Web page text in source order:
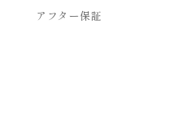
アフター保証